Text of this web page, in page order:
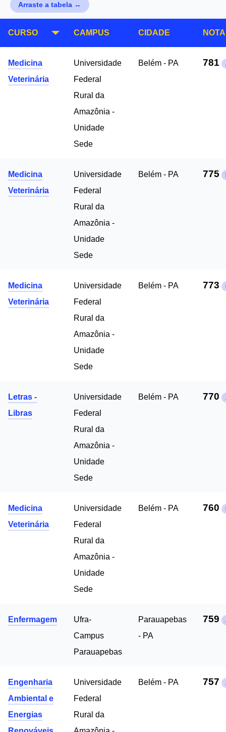
Arraste a tabela ↔
CURSO CAMPUS CIDADE
Medicina
Veterinária
Universidade
Federal
Rural da
Amazônia -
Unidade
Sede
Belém - PA 781
Medicina
Veterinária
Universidade
Federal
Rural da
Amazônia -
Unidade
Sede
Belém - PA 775
Medicina
Veterinária
Universidade
Federal
Rural da
Amazônia -
Unidade
Sede
Belém - PA 773
Letras -
Libras
Universidade
Federal
Rural da
Amazônia -
Unidade
Sede
Belém - PA 770
Medicina
Veterinária
Universidade
Federal
Rural da
Amazônia -
Unidade
Sede
Belém - PA 760
Enfermagem
Ufra-
Campus
Parauapebas
Parauapebas
- PA
759
Engenharia
Ambiental e
Energias
Universidade
Federal
Rural da
Belém - PA 757